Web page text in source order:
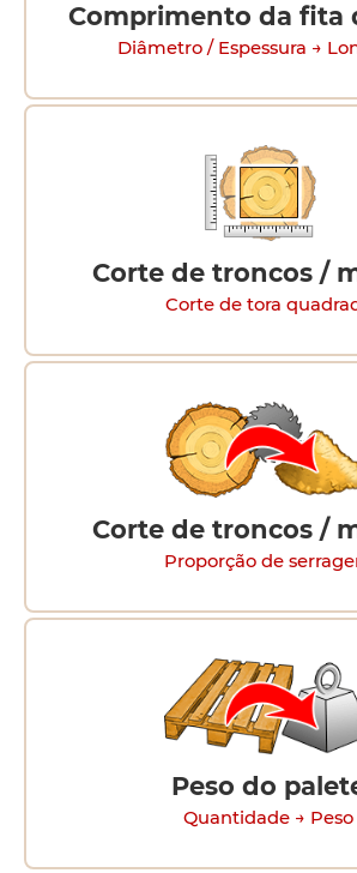
Comprimento da fita
Diâmetro / Espessura →
Corte de troncos /
Corte de tora
Corte de troncos /
Proporção de
Peso do
Quantidade → Peso